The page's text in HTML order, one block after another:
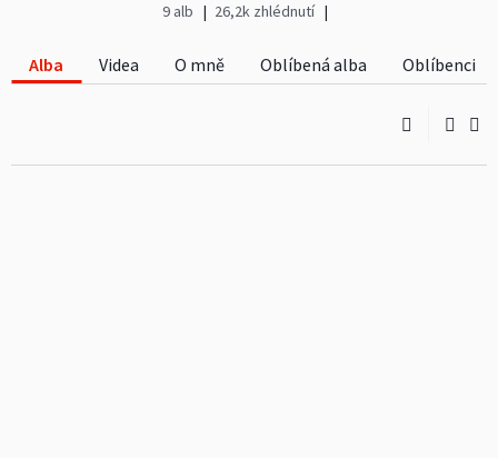
9 alb 26,2k zhlédnutí
Alba Videa O mně Oblíbená alba Oblíbenci